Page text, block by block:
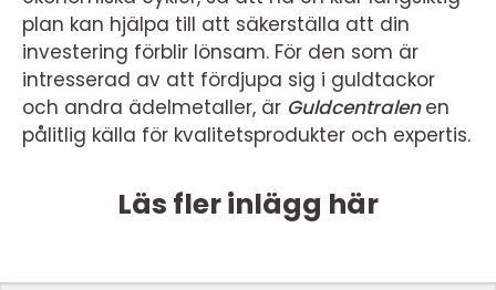
plan kan hjälpa till att säkerställa att din
investering förblir lönsam. För den som är
intresserad av att fördjupa sig i guldtackor
och andra ädelmetaller, är Guldcentralen en
pålitlig källa för kvalitetsprodukter och expertis.
Läs fler inlägg här